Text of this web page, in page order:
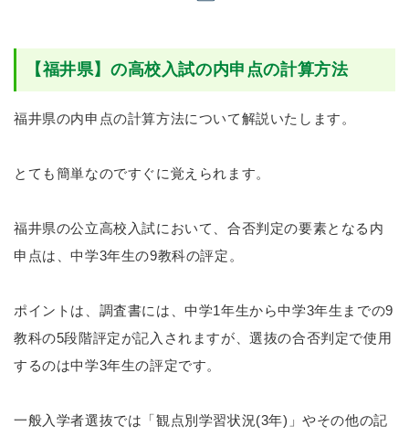
【福井県】の高校入試の内申点の計算方法
福井県の内申点の計算方法について解説いたします。
とても簡単なのですぐに覚えられます。
福井県の公立高校入試において、合否判定の要素となる内
申点は、中学3年生の9教科の評定。
ポイントは、調査書には、中学1年生から中学3年生までの9
教科の5段階評定が記入されますが、選抜の合否判定で使用
するのは中学3年生の評定です。
一般入学者選抜では「観点別学習状況(3年)」やその他の記